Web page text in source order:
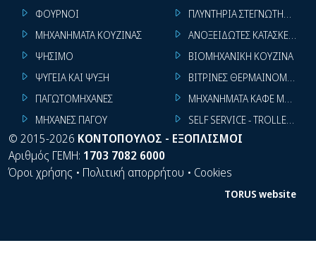
ΦΟΥΡΝΟΙ
ΜΗΧΑΝΗΜΑΤΑ ΚΟΥΖΙΝΑΣ
ΨΗΣΙΜΟ
ΨΥΓΕΙΑ ΚΑΙ ΨΥΞΗ
ΠΑΓΩΤΟΜΗΧΑΝΕΣ
ΜΗΧΑΝΕΣ ΠΑΓΟΥ
ΠΛΥΝΤΗΡΙΑ ΣΤΕΓΝΩΤΗΡΙΑ
ΑΝΟΞΕΙΔΩΤΕΣ ΚΑΤΑΣΚΕΥΕΣ
ΒΙΟΜΗΧΑΝΙΚΗ ΚΟΥΖΙΝΑ
ΒΙΤΡΙΝΕΣ ΘΕΡΜΑΙΝΟΜΕΝΕΣ
ΜΗΧΑΝΗΜΑΤΑ ΚΑΦΕ ΜΠΑΡ
SELF SERVICE - TROLLEY -
© 2015-2026 ΚΟΝΤΟΠΟΥΛΟΣ - ΕΞΟΠΛΙΣΜΟΙ
Αριθμός ΓΕΜΗ: 1703 7082 6000
Όροι χρήσης • Πολιτική απορρήτου • Cookies
TORUS website